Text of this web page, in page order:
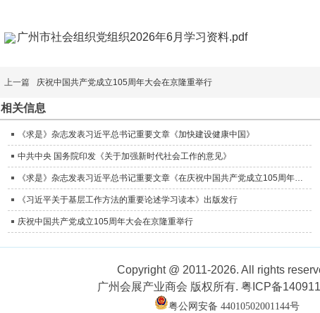
广州市社会组织党组织2026年6月学习资料.pdf
上一篇 庆祝中国共产党成立105周年大会在京隆重举行
相关信息
《求是》杂志发表习近平总书记重要文章《加快建设健康中国》
中共中央 国务院印发《关于加强新时代社会工作的意见》
《习近平关于基层工作方法的重要论述学习读本》出版发行
庆祝中国共产党成立105周年大会在京隆重举行
Copyright @ 2011-2026. All rights
广州会展产业商会 版权所有. 粤ICP备
粤公网安备 44010502001144号